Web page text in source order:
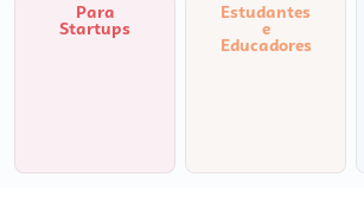
Para
Startups
Estudantes
e
Educadores